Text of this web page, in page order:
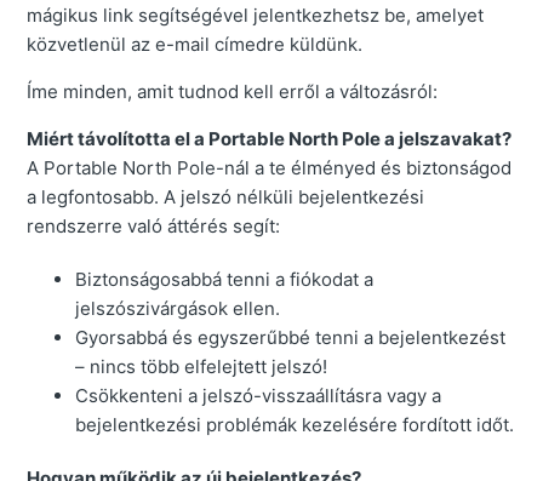
mágikus link segítségével jelentkezhetsz be, amelyet
közvetlenül az e-mail címedre küldünk.
Íme minden, amit tudnod kell erről a változásról:
Miért távolította el a Portable North Pole a jelszavakat?
A Portable North Pole-nál a te élményed és biztonságod
a legfontosabb. A jelszó nélküli bejelentkezési
rendszerre való áttérés segít:
Biztonságosabbá tenni a fiókodat a
jelszószivárgások ellen.
Gyorsabbá és egyszerűbbé tenni a bejelentkezést
– nincs több elfelejtett jelszó!
Csökkenteni a jelszó-visszaállításra vagy a
bejelentkezési problémák kezelésére fordított időt.